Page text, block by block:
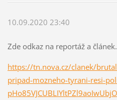
10.09.2020 23:40
Zde odkaz na reportáž a článek.
https://tn.nova.cz/clanek/
pripad-mozneho-tyrani-resi-